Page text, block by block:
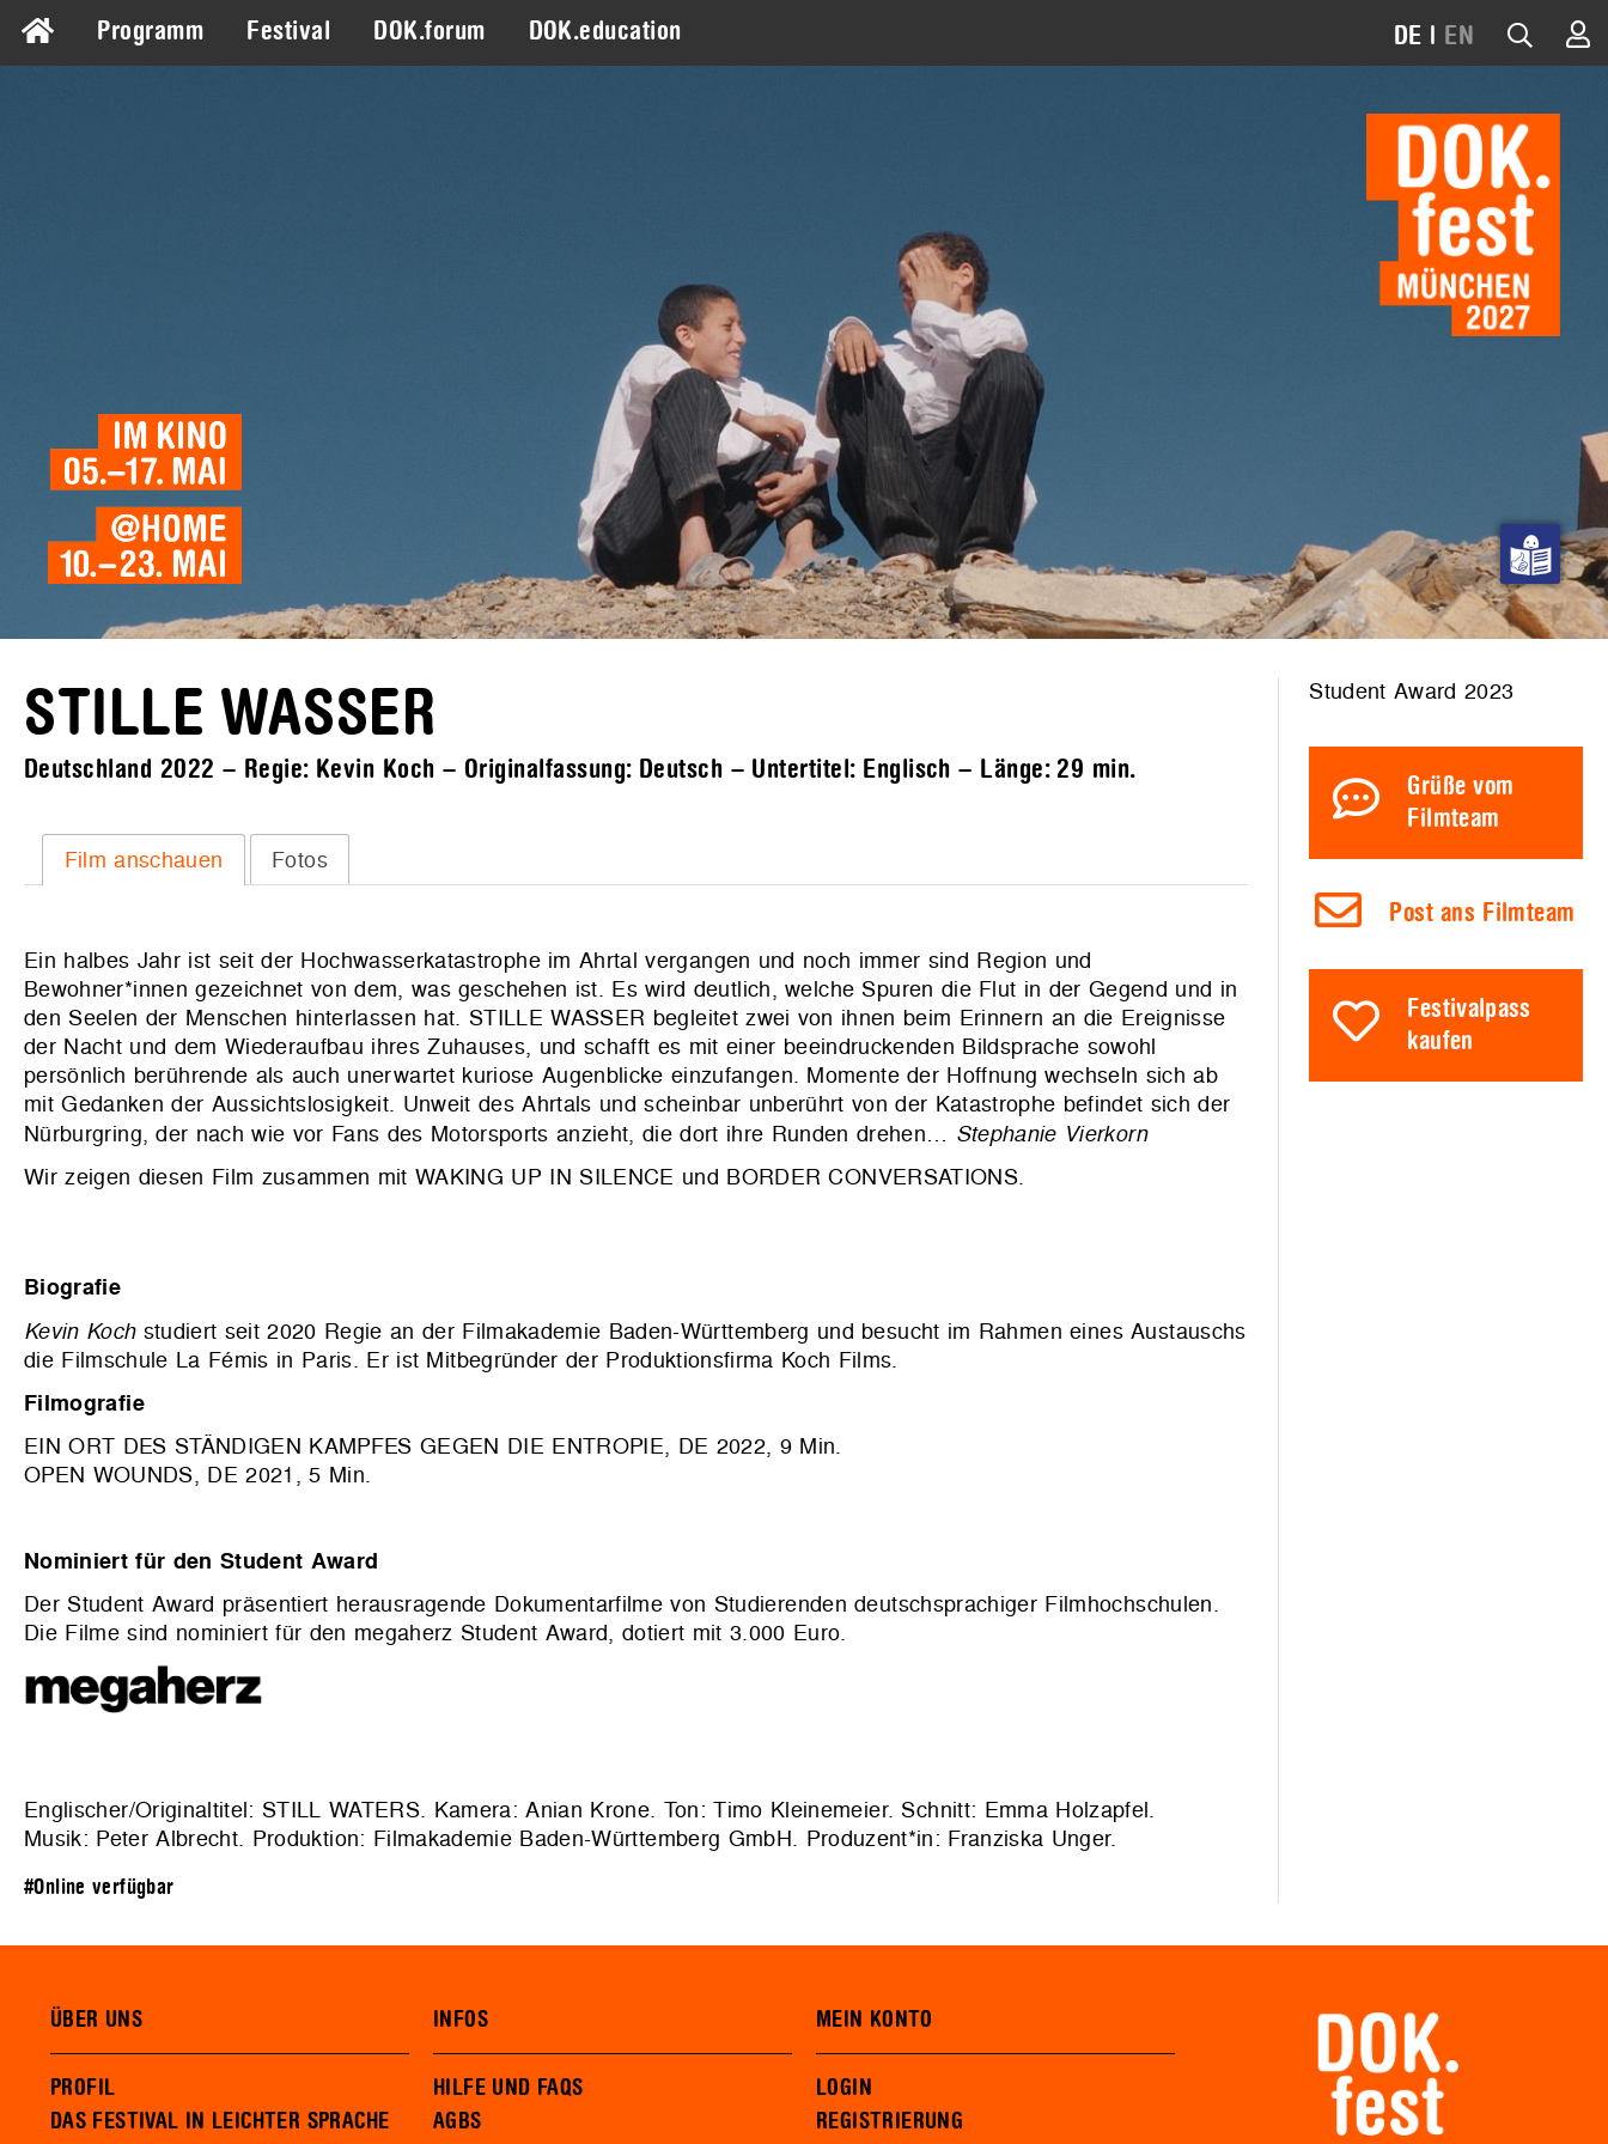
Programm Festival DOK.forum DOK.education DE | EN
STILLE WASSER
Deutschland 2022 – Regie: Kevin Koch – Originalfassung: Deutsch – Untertitel: Englisch – Länge:29 min.
Film anschauen Fotos
Ein halbes Jahr ist seit der Hochwasserkatastrophe im Ahrtal vergangen und noch immer sind Region und
Bewohner*innen gezeichnet von dem, was geschehen ist. Es wird deutlich, welche Spuren die Flut in der Gegend und in
den Seelen der Menschen hinterlassen hat. STILLE WASSER begleitet zwei von ihnen beim Erinnern an die Ereignisse
der Nacht und dem Wiederaufbau ihres Zuhauses, und schafft es mit einer beeindruckenden Bildsprache sowohl
persönlich berührende als auch unerwartet kuriose Augenblicke einzufangen. Momente der Hoffnung wechseln sich ab
mit Gedanken der Aussichtslosigkeit. Unweit des Ahrtals und scheinbar unberührt von der Katastrophe befindet sich der
Nürburgring, der nach wie vor Fans des Motorsports anzieht, die dort ihre Runden drehen… Stephanie Vierkorn
Wir zeigen diesen Film zusammen mit WAKING UP IN SILENCE und BORDER CONVERSATIONS.
Biografie
Kevin Kochstudiert seit 2020 Regie an der Filmakademie Baden-Württemberg und besucht im Rahmen eines Austauschs
die Filmschule La Fémis in Paris. Er ist Mitbegründer der Produktionsfirma Koch Films.
Filmografie
EIN ORT DES STÄNDIGEN KAMPFES GEGEN DIE ENTROPIE, DE 2022, 9 Min.
OPEN WOUNDS, DE 2021, 5 Min.
Nominiert für den Student Award
Der Student Award präsentiert herausragende Dokumentarfilme von Studierenden deutschsprachiger Filmhochschulen.
Die Filme sind nominiert für den megaherz Student Award, dotiert mit 3.000 Euro.
Englischer/Originaltitel: STILL WATERS. Kamera: Anian Krone. Ton: Timo Kleinemeier. Schnitt: Emma Holzapfel.
Musik: Peter Albrecht. Produktion: Filmakademie Baden-Württemberg GmbH. Produzent*in: Franziska Unger.
#Online verfügbar
Student Award 2023
Grüße vom
Filmteam
Post ans Filmteam
Festivalpass
kaufen
ÜBER UNS
PROFIL
DAS FESTIVAL IN LEICHTER SPRACHE
INFOS
HILFE UND FAQS
AGBS
MEIN KONTO
LOGIN
REGISTRIERUNG